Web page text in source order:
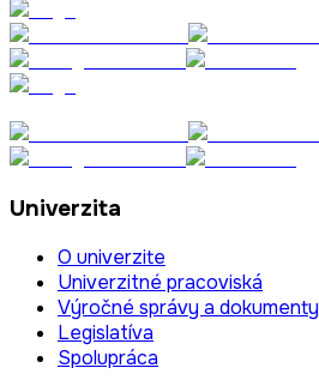
Univerzita
O univerzite
Univerzitné pracoviská
Výročné správy a dokumenty
Legislatíva
Spolupráca